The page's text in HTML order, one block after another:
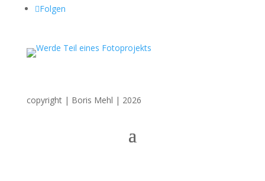
Folgen
copyright | Boris Mehl | 2026